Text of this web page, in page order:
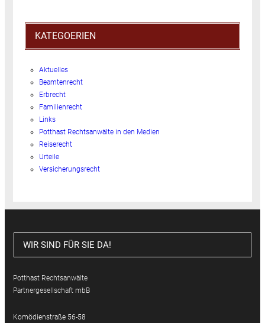
KATEGOERIEN
Aktuelles
Beamtenrecht
Erbrecht
Familienrecht
Links
Potthast Rechtsanwälte in den Medien
Reiserecht
Urteile
Versicherungsrecht
WIR SIND FÜR SIE DA!
Potthast Rechtsanwälte
Partnergesellschaft mbB
Komödienstraße 56-58